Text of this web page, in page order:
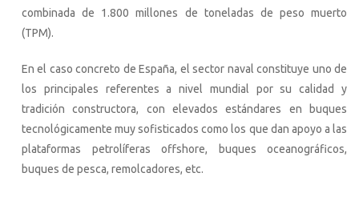
combinada de 1.800 millones de toneladas de peso muerto
(TPM).
En el caso concreto de España, el sector naval constituye uno de
los principales referentes a nivel mundial por su calidad y
tradición constructora, con elevados estándares en buques
tecnológicamente muy sofisticados como los que dan apoyo a las
plataformas petrolíferas offshore, buques oceanográficos,
buques de pesca, remolcadores, etc.